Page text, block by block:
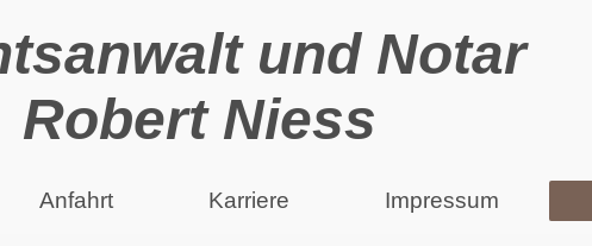
und Notar
Robert Niess
Anfahrt Karriere Impressum